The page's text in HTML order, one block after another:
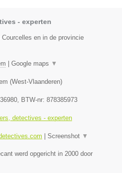
- experten
en in de provincie
Google maps ▼
(West-Vlaanderen)
, BTW-nr: 878385973
detectives - experten
Screenshot ▼
werd opgericht in 2000 door